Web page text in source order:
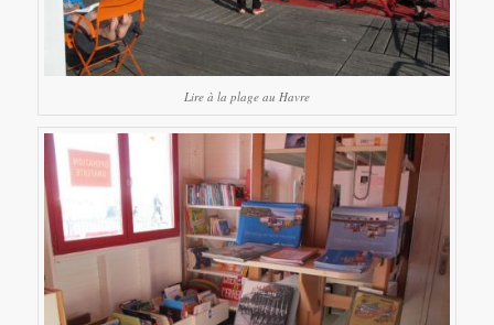
Lire à la plage au Havre